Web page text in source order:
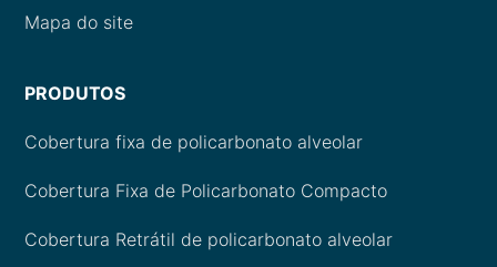
Mapa do site
PRODUTOS
Cobertura fixa de policarbonato alveolar
Cobertura Fixa de Policarbonato Compacto
Cobertura Retrátil de policarbonato alveolar